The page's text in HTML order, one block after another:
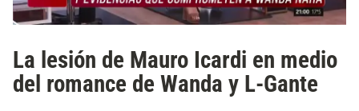
La lesión de Mauro Icardi en medio
del romance de Wanda y L-Gante